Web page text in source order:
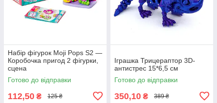
Набір фігурок Moji Pops S2 —
Коробочка пригод 2 фігурки,
сцена
Готово до відправки
112,50 ₴ 125 ₴
Іграшка Трицераптор 3D-
антистрес 15*6,5 см
Готово до відправки
350,10 ₴ 389 ₴